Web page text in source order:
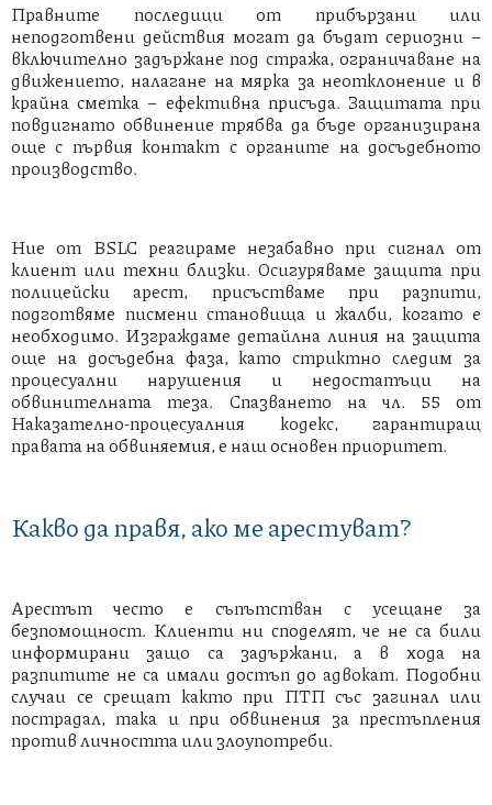
Правните последици от прибързани или
неподготвени действия могат да бъдат сериозни –
включително задържане под стража, ограничаване на
движението, налагане на мярка за неотклонение и в
крайна сметка – ефективна присъда. Защитата при
повдигнато обвинение трябва да бъде организирана
още с първия контакт с органите на досъдебното
производство.
Ние от BSLC реагираме незабавно при сигнал от
клиент или техни близки. Осигуряваме защита при
полицейски арест, присъстваме при разпити,
подготвяме писмени становища и жалби, когато е
необходимо. Изграждаме детайлна линия на защита
още на досъдебна фаза, като стриктно следим за
процесуални нарушения и недостатъци на
обвинителната теза. Спазването на чл. 55 от
Наказателно-процесуалния кодекс, гарантиращ
правата на обвиняемия, е наш основен приоритет.
Какво да правя, ако ме арестуват?
Арестът често е съпътстван с усещане за
безпомощност. Клиенти ни споделят, че не са били
информирани защо са задържани, а в хода на
разпитите не са имали достъп до адвокат. Подобни
случаи се срещат както при ПТП със загинал или
пострадал, така и при обвинения за престъпления
против личността или злоупотреби.